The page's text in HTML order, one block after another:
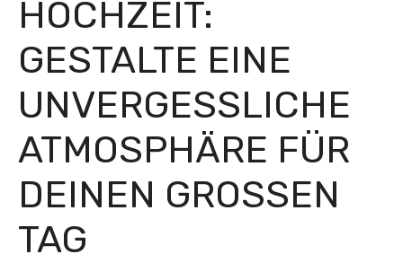
HOCHZEIT:
GESTALTE EINE
UNVERGESSLICHE
ATMOSPHÄRE FÜR
DEINEN GROSSEN T
AG